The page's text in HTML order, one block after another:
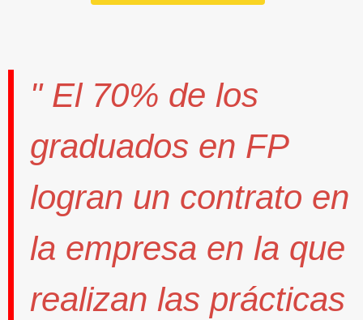
" El 70% de los
graduados en FP
logran un contrato en
la empresa en la que
realizan las prácticas